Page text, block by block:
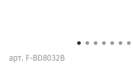
арт. F-BD8032B